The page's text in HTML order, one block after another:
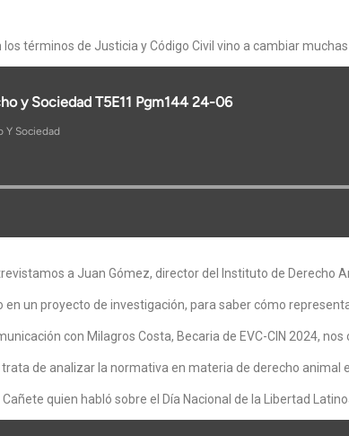
términos de Justicia y Código Civil vino a cambiar muchas
a Juan Gómez, director del Instituto de Derecho
en un proyecto de investigación, para saber cómo
con Milagros Costa, Becaria de EVC-CIN 2024,
de analizar la normativa en materia de derecho animal
quien habló sobre el Día Nacional de la Libertad